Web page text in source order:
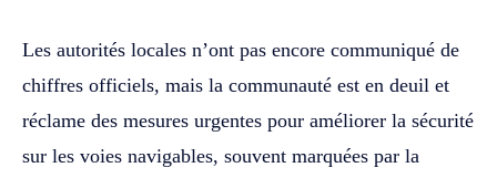
Les autorités locales n’ont pas encore communiqué de
chiffres officiels, mais la communauté est en deuil et
réclame des mesures urgentes pour améliorer la sécurité
sur les voies navigables, souvent marquées par la